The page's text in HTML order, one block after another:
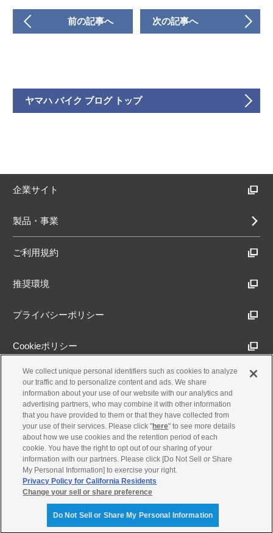
前の記事へ 次の記事へ
ヤマハ バイク ブログ トップ
企業サイト
製品・事業
ご利用規約
推奨環境
プライバシーポリシー
Cookieポリシー
アクセシビリティ方針
古物営業法に基づく表示
製品・事業のお問合せ
We collect unique personal identifiers such as cookies to analyze
our traffic and to personalize content and ads. We share
information about your use of our website with our analytics and
advertising partners, who may combine it with other information
that you have provided to them or that they have collected from
your use of their services. Please click "here" to see more details
about how we use cookies and the retention period of each
cookie. You have the right to opt out of our sharing of your
information with our partners. Please click [Do Not Sell or Share
My Personal Information] to exercise your right.
Privacy Policy for California Residents
Change your sell or share preference
Do Not Sell or Share My Personal Information